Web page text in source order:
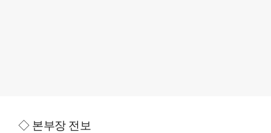
◇ 본부장 전보